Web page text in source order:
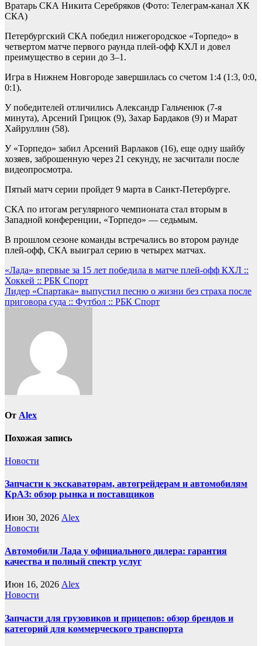
Вратарь СКА Никита Серебряков (Фото: Телеграм-канал ХК
СКА)
Петербургский СКА победил нижегородское «Торпедо» в
четвертом матче первого раунда плей-офф КХЛ и довел
преимущество в серии до 3–1.
Игра в Нижнем Новгороде завершилась со счетом 1:4 (1:3, 0:0,
0:1).
У победителей отличились Александр Гальченюк (7-я
минута), Арсений Грицюк (9), Захар Бардаков (9) и Марат
Хайруллин (58).
У «Торпедо» забил Арсений Варлаков (16), еще одну шайбу
хозяев, заброшенную через 21 секунду, не засчитали после
видеопросмотра.
Пятый матч серии пройдет 9 марта в Санкт-Петербурге.
СКА по итогам регулярного чемпионата стал вторым в
Западной конференции, «Торпедо» — седьмым.
В прошлом сезоне команды встречались во втором раунде
плей-офф, СКА выиграл серию в четырех матчах.
Навигация
по
записям
«Лада» впервые за 15 лет победила в матче плей-офф КХЛ ::
Хоккей :: РБК Спорт
Лидер «Спартака» выпустил песню о жизни без страха после
приговора суда :: Футбол :: РБК Спорт
От Alex
Похожая запись
Новости
Запчасти к экскаваторам, автогрейдерам и автомобилям
КрАЗ: обзор рынка и поставщиков
Июн 30, 2026 Alex
Новости
Автомобили Лада у официального дилера: гарантия
качества и полный спектр услуг
Июн 16, 2026 Alex
Новости
Запчасти для грузовиков и прицепов: обзор брендов и
категорий для коммерческого транспорта